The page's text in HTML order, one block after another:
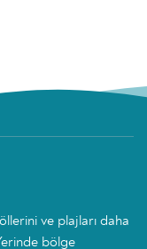
ve plajları daha
bölge